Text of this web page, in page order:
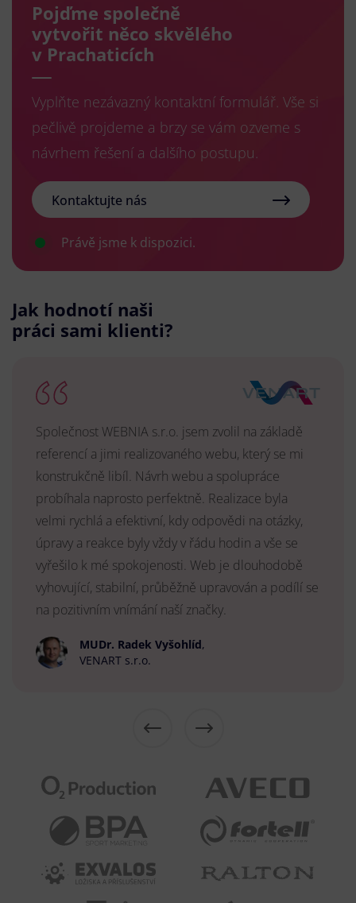
Pojďme společně
vytvořit něco skvělého
v Prachaticích
Vyplňte nezávazný kontaktní formulář. Vše si
pečlivě projdeme a brzy se vám ozveme s
návrhem řešení a dalšího postupu.
Kontaktujte nás
Právě jsme k dispozici.
Jak hodnotí naši
práci sami klienti?
Společnost WEBNIA s.r.o. jsem zvolil na základě
referencí a jimi realizovaného webu, který se mi
konstrukčně libíl. Návrh webu a spolupráce
probíhala naprosto perfektně. Realizace byla
velmi rychlá a efektivní, kdy odpovědi na otázky,
úpravy a reakce byly vždy v řádu hodin a vše se
vyřešilo k mé spokojenosti. Web je dlouhodobě
vyhovující, stabilní, průběžně upravován a podílí se
na pozitivním vnímání naší značky.
MUDr. Radek Vyšohlíd,
VENART s.r.o.